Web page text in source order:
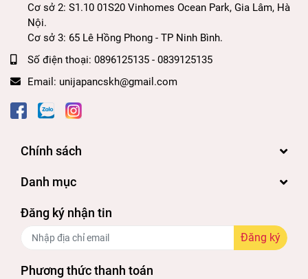
Cơ sở 2: S1.10 01S20 Vinhomes Ocean Park, Gia Lâm, Hà
Nội.
Cơ sở 3: 65 Lê Hồng Phong - TP Ninh Bình.
Số điện thoại: 0896125135 - 0839125135
Email: unijapancskh@gmail.com
Chính sách
Danh mục
Đăng ký nhận tin
Đăng ký
Phương thức thanh toán